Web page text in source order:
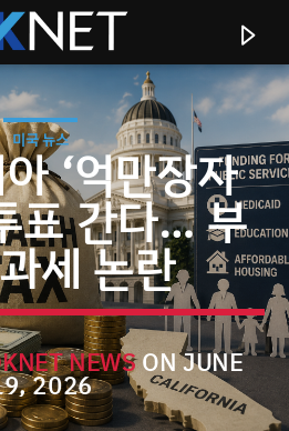
미국 뉴스
‘억만장자
표 간다… 부
세 논란
NEWSON JUNE
2026